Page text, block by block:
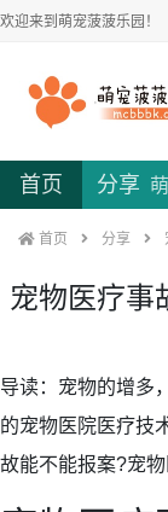
欢迎来到萌宠菠菠乐园！
首页 分享
首页 分享
宠物医疗事
导读：宠物的增多
的宠物医院医疗技
故能不能报案?宠